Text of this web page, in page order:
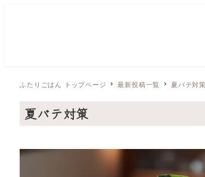
ふたりごはん トップページ 最新投稿一覧 夏バテ対策
夏バテ対策